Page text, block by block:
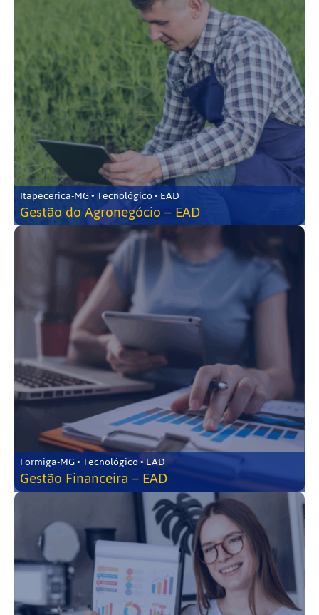
Itapecerica-MG • Tecnológico • EAD
Gestão do Agronegócio – EAD
Formiga-MG • Tecnológico • EAD
Gestão Financeira – EAD